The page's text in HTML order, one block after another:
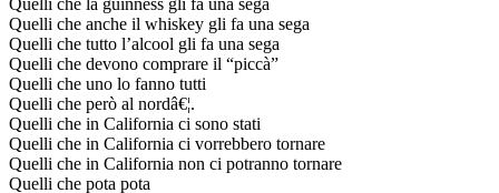
Quelli che la guinness gli fa una sega
Quelli che anche il whiskey gli fa una sega
Quelli che tutto l’alcool gli fa una sega
Quelli che devono comprare il “piccà­”
Quelli che uno lo fanno tutti
Quelli che però al nordâ€¦.
Quelli che in California ci sono stati
Quelli che in California ci vorrebbero tornare
Quelli che in California non ci potranno tornare
Quelli che pota pota